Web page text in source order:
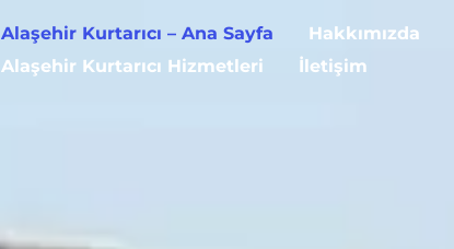
Alaşehir Kurtarıcı – Ana Sayfa Hakkımızda
Alaşehir Kurtarıcı Hizmetleri
İletişim